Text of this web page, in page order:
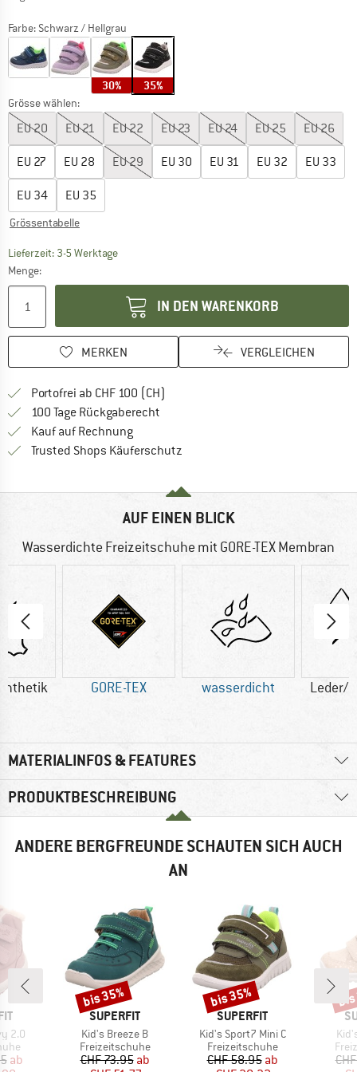
Farbe: Schwarz / Hellgrau
30% 35%
Grösse wählen:
EU20 EU21 EU22 EU23 EU24 EU25 EU26
EU 27 EU 28 EU29 EU 30 EU 31 EU 32 EU 33
EU 34 EU 35
Grössentabelle
Lieferzeit: 3-5 WerktageDer Link öffnet sich in einer Infobox und
Menge:
IN DEN WARENKORB
MERKEN VERGLEICHEN
Portofrei ab CHF 100 (CH)
100 Tage Rückgaberecht
Kauf auf RechnungFinde die Zahlungs-Infos hier! Öffnet
Trusted Shops Käuferschutz
AUF EINEN BLICK
Wasserdichte Freizeitschuhe mit GORE-TEX Membran
GORE-TEX wasserdicht Leder/
MATERIALINFOS & FEATURES
PRODUKTBESCHREIBUNG
ANDERE BERGFREUNDE SCHAUTEN SICH AUCH
AN
2.0
Preis
ab
MARKE
SUPERFIT
Artikel
Kid's Breeze B
Produktgruppe
Freizeitschuhe
Preis
CHF 73.95reduzierter Preis
ab
Rabatt
bis 35%
MARKE
SUPERFIT
Artikel
Kid's Sport7 Mini C
Produktgruppe
Freizeitschuhe
Preis
CHF 58.95reduzierter Preis
ab
Rabatt
bis 35%